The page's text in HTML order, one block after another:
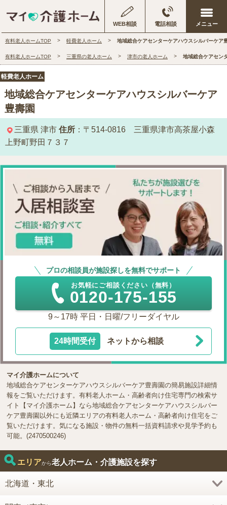
WEB相談 電話相談
有料老人ホームTOP 軽費老人ホーム 地域総合ケアセンターケアハウスシルバーケア
有料老人ホームTOP 三重県の老人ホーム 津市の老人ホーム 地域総合ケアセン
軽費老人ホーム
地域総合ケアセンターケアハウスシルバーケア
豊壽園
三重県 津市 住所 ：〒514-0816 三重県津市高茶屋小森
上野町野田７３７
プロの相談員が施設探しを無料でサポート
お気軽にご相談ください（無料）
0120-175-155
9～17時 平日・日曜/フリーダイヤル
24時間受付 ネットから相談
マイ介護ホームについて
地域総合ケアセンターケアハウスシルバーケア豊壽園の簡易施設詳細情
報をご覧いただけます。有料老人ホーム・高齢者向け住宅専門の検索サ
イト【マイ介護ホーム】なら地域総合ケアセンターケアハウスシルバー
ケア豊壽園以外にも近隣エリアの有料老人ホーム・高齢者向け住宅をご
覧いただけます。気になる施設・物件の無料一括資料請求や見学予約も
可能。(2470500246)
エリアから老人ホーム・介護施設を探す
北海道・東北